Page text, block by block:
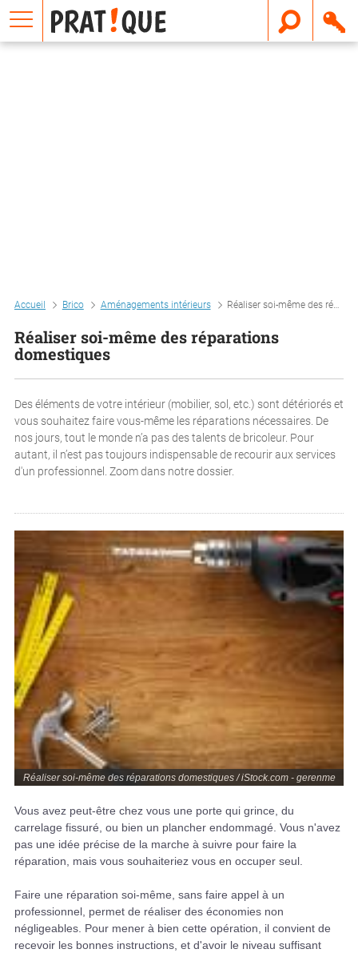
Accueil Brico Aménagements intérieurs Réaliser soi-même des réparations domestiques
Réaliser soi-même des réparations
domestiques
Des éléments de votre intérieur (mobilier, sol, etc.) sont détériorés et
vous souhaitez faire vous-même les réparations nécessaires. De
nos jours, tout le monde n’a pas des talents de bricoleur. Pour
autant, il n’est pas toujours indispensable de recourir aux services
d'un professionnel. Zoom dans notre dossier.
Réaliser soi-même des réparations domestiques / iStock.com - gerenme
Vous avez peut-être chez vous une porte qui grince, du
carrelage fissuré, ou bien un plancher endommagé. Vous n'avez
pas une idée précise de la marche à suivre pour faire la
réparation, mais vous souhaiteriez vous en occuper seul.
Faire une réparation soi-même, sans faire appel à un
professionnel, permet de réaliser des économies non
négligeables. Pour mener à bien cette opération, il convient de
recevoir les bonnes instructions, et d'avoir le niveau suffisant
E
m
a